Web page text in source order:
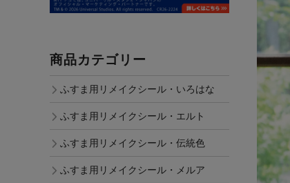
商品カテゴリー
ふすま用リメイクシール・いろはな
ふすま用リメイクシール・エルト
ふすま用リメイクシール・伝統色
ふすま用リメイクシール・メルア